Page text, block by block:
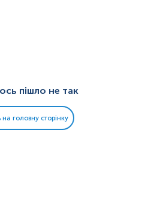
пішло не так
головну сторінку